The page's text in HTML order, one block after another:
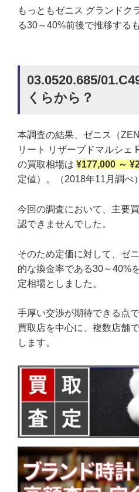
もっともゼニス グランドク
る30～40%前後で推移する
03.0520.685/
くらから？
本調査の結果、ゼニス（
リート リザーブドマルシェ
の買取相場は ¥177,000 ～
定値）。（2018年11月調べ）
今回の調査において、主要
認できませんでした。
そのため定価に対して、ゼ
的な換金率である30～40%
定相場としました。
手厚い交渉が期待できる点
買取店を中心に、複数店舗
します。